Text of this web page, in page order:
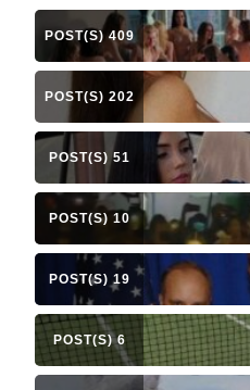
409 POST(S)
202 POST(S)
51 POST(S)
10 POST(S)
19 POST(S)
6 POST(S)